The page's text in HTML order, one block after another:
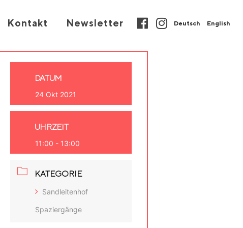
Kontakt Newsletter Deutsch English
DATUM
24 Okt 2021
UHRZEIT
11:00 - 13:00
KATEGORIE
Sandleitenhof
Spaziergänge